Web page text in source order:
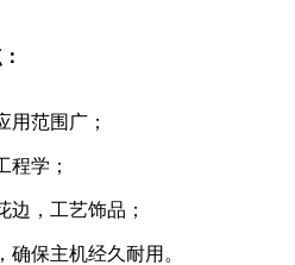
用范围广；
程学；
边，工艺饰品；
保主机经久耐用。